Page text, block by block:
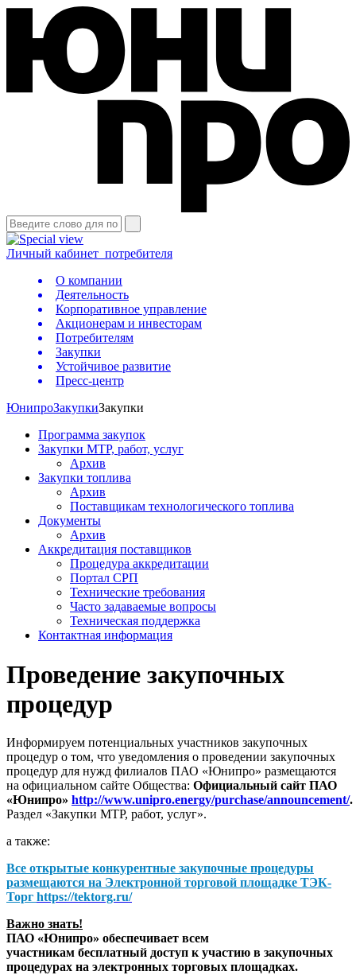
Личный кабинет потребителя
О компании
Деятельность
Корпоративное управление
Акционерам и инвесторам
Потребителям
Закупки
Устойчивое развитие
Пресс-центр
ЮнипроЗакупкиЗакупки
Программа закупок
Закупки МТР, работ, услуг
Архив
Закупки топлива
Архив
Поставщикам технологического топлива
Документы
Архив
Аккредитация поставщиков
Процедура аккредитации
Портал СРП
Технические требования
Часто задаваемые вопросы
Техническая поддержка
Контактная информация
Проведение закупочных
процедур
Информируем потенциальных участников закупочных
процедур о том, что уведомления о проведении закупочных
процедур для нужд филиалов ПАО «Юнипро» размещаются
на официальном сайте Общества: Официальный сайт ПАО
«Юнипро» http://www.unipro.energy/purchase/announcement/.
Раздел «Закупки МТР, работ, услуг».
а также:
Все открытые конкурентные закупочные процедуры
размещаются на Электронной торговой площадке ТЭК-
Торг https://tektorg.ru/
Важно знать!
ПАО «Юнипро» обеспечивает всем
участникам бесплатный доступ к участию в закупочных
процедурах на электронных торговых площадках.